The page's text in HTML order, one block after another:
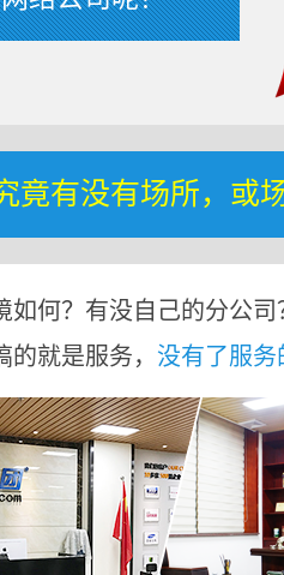
竟有没有场所，或
如何？有没自己的分公司
的就是服务， 没有了服务